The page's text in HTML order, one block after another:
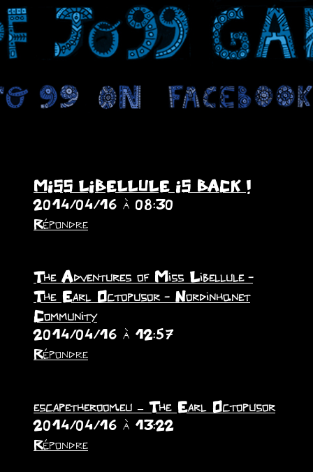
MISS LIBELLULE IS BACK !
2014/04/16 à 08:30
Répondre
The Adventures of Miss Libellule -
The Earl Octopusor - Nordinho.net
Community
2014/04/16 à 12:57
Répondre
escapetheroom.eu – The Earl Octopusor
2014/04/16 à 13:22
Répondre